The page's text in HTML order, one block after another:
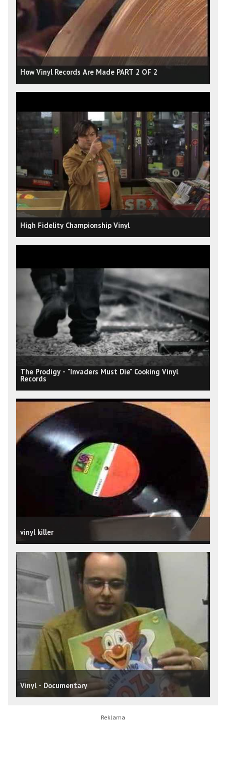
How Vinyl Records Are Made PART 2 OF 2
High Fidelity Championship Vinyl
The Prodigy - "Invaders Must Die" Cooking Vinyl
Records
vinyl killer
Vinyl - Documentary